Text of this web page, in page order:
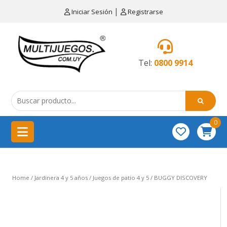
Iniciar Sesión | Registrarse
Tel: 0800 9914
MENÚ
de
cocina
China
importación
0
Home / Jardinera 4 y 5 años / Juegos de patio 4 y 5 / BUGGY DISCOVERY